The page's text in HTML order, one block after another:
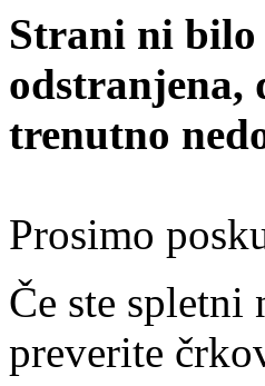
Strani ni bilo
odstranjena,
trenutno
Prosimo
Če ste
preverite